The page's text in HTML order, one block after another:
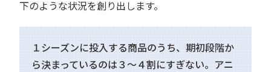
下のような状況を創り出します。
１シーズンに投入する商品のうち、期初段階か
ら決まっているのは３～４割にすぎない。アニ